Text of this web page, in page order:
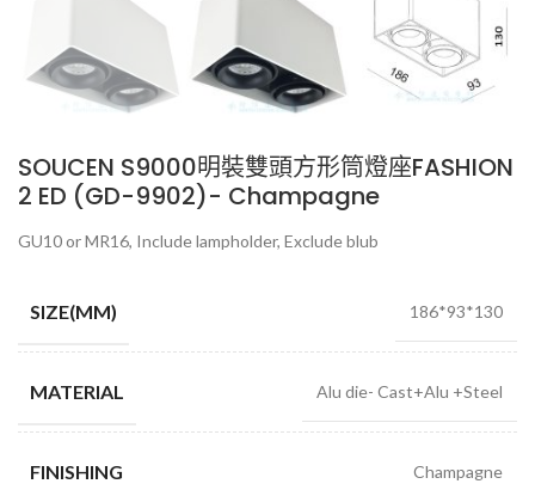
SOUCEN S9000明裝雙頭方形筒燈座FASHION
2 ED (GD-9902)- Champagne
GU10 or MR16, Include lampholder, Exclude blub
SIZE(MM) 186*93*130
MATERIAL Alu die- Cast+Alu +Steel
FINISHING Champagne